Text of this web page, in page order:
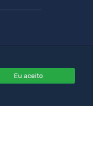
Eu aceito